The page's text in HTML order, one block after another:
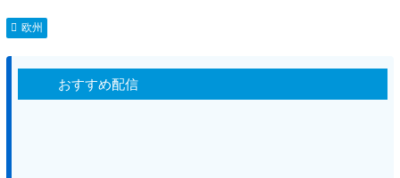
欧州
おすすめ配信